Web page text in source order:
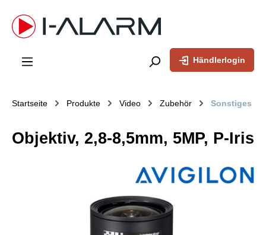
springen
Händlerlogin
Startseite Produkte Video Zubehör Sonstiges
Objektiv, 2,8-8,5mm, 5MP, P-Iris